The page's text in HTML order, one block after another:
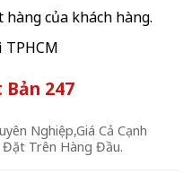
của khách hàng.
TPHCM
Bản 247
Nghiệp,Giá Cả Cạnh
Đặt Trên Hàng Đầu.